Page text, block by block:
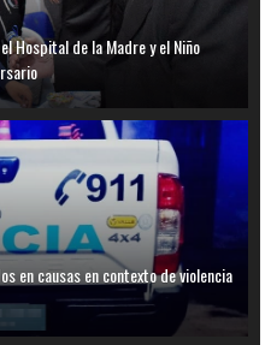
Hospital de la Madre y el Niño
en causas en contexto de violencia